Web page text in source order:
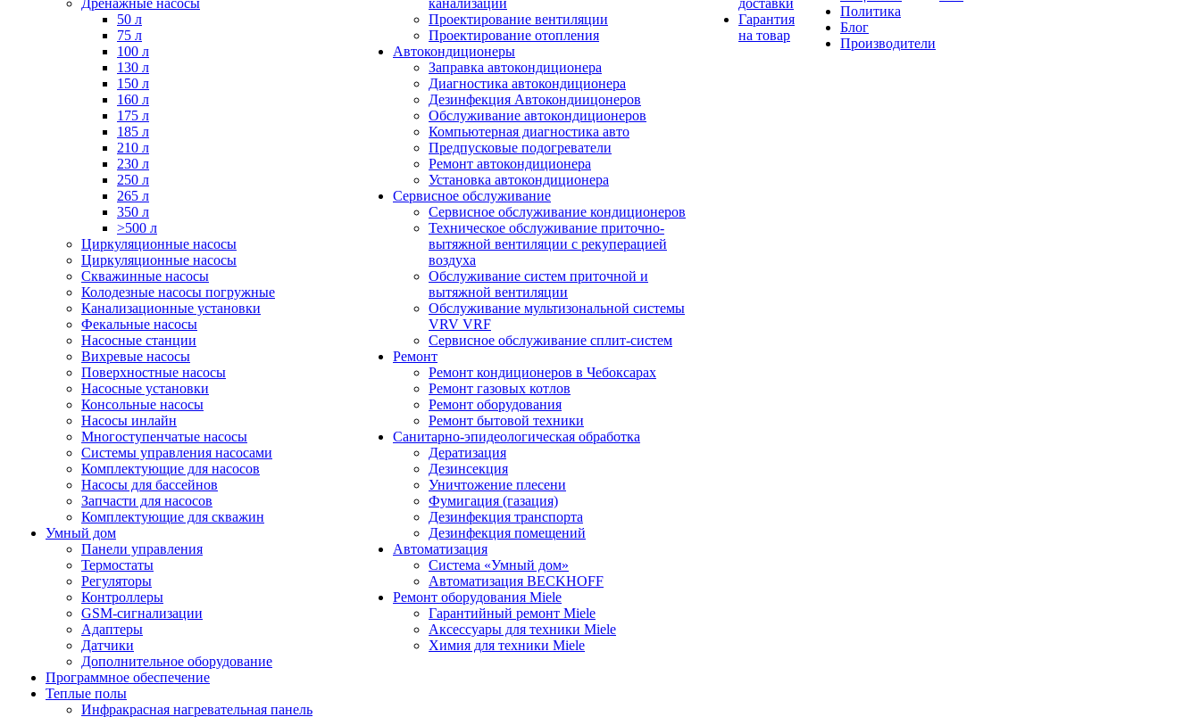
Дренажные насосы
50 л
75 л
100 л
130 л
150 л
160 л
175 л
185 л
210 л
230 л
250 л
265 л
350 л
>500 л
Циркуляционные насосы
Циркуляционные насосы
Скважинные насосы
Колодезные насосы погружные
Канализационные установки
Фекальные насосы
Насосные станции
Вихревые насосы
Поверхностные насосы
Насосные установки
Консольные насосы
Насосы инлайн
Многоступенчатые насосы
Системы управления насосами
Комплектующие для насосов
Насосы для бассейнов
Запчасти для насосов
Комплектующие для скважин
Умный дом
Панели управления
Термостаты
Регуляторы
Контроллеры
GSM-сигнализации
Адаптеры
Датчики
Дополнительное оборудование
Программное обеспечение
Теплые полы
Инфракрасная нагревательная панель
канализации
Проектирование вентиляции
Проектирование отопления
Автокондиционеры
Заправка автокондиционера
Диагностика автокондиционера
Дезинфекция Автокондиицонеров
Обслуживание автокондиционеров
Компьютерная диагностика авто
Предпусковые подогреватели
Ремонт автокондиционера
Установка автокондиционера
Сервисное обслуживание
Сервисное обслуживание кондиционеров
Техническое обслуживание приточно-
вытяжной вентиляции с рекуперацией
воздуха
Обслуживание систем приточной и
вытяжной вентиляции
Обслуживание мультизональной системы
VRV VRF
Сервисное обслуживание сплит-систем
Ремонт
Ремонт кондиционеров в Чебоксарах
Ремонт газовых котлов
Ремонт оборудования
Ремонт бытовой техники
Санитарно-эпидеологическая обработка
Дератизация
Дезинсекция
Уничтожение плесени
Фумигация (газация)
Дезинфекция транспорта
Дезинфекция помещений
Автоматизация
Система «Умный дом»
Автоматизация BECKHOFF
Ремонт оборудования Miele
Гарантийный ремонт Miele
Аксессуары для техники Miele
Химия для техники Miele
доставки
Гарантия
на товар
Политика
Блог
Производители